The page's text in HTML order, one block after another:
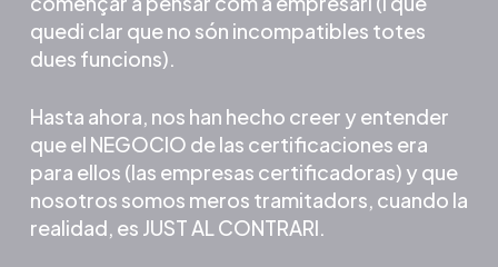
quedi clar que no són incompatibles totes
dues funcions).
Hasta ahora, nos han hecho creer y entender
que el NEGOCIO de las certificaciones era
para ellos (las empresas certificadoras) y que
nosotros somos meros tramitadors, cuando la
realidad, es JUST AL CONTRARI.